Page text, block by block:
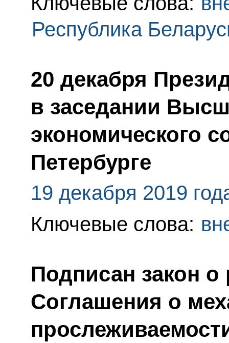
Республика
20 декабря
в заседании
экономического
Петербурге
19 декабря 2019
Ключевые слова:
Подписан закон
Соглашения о